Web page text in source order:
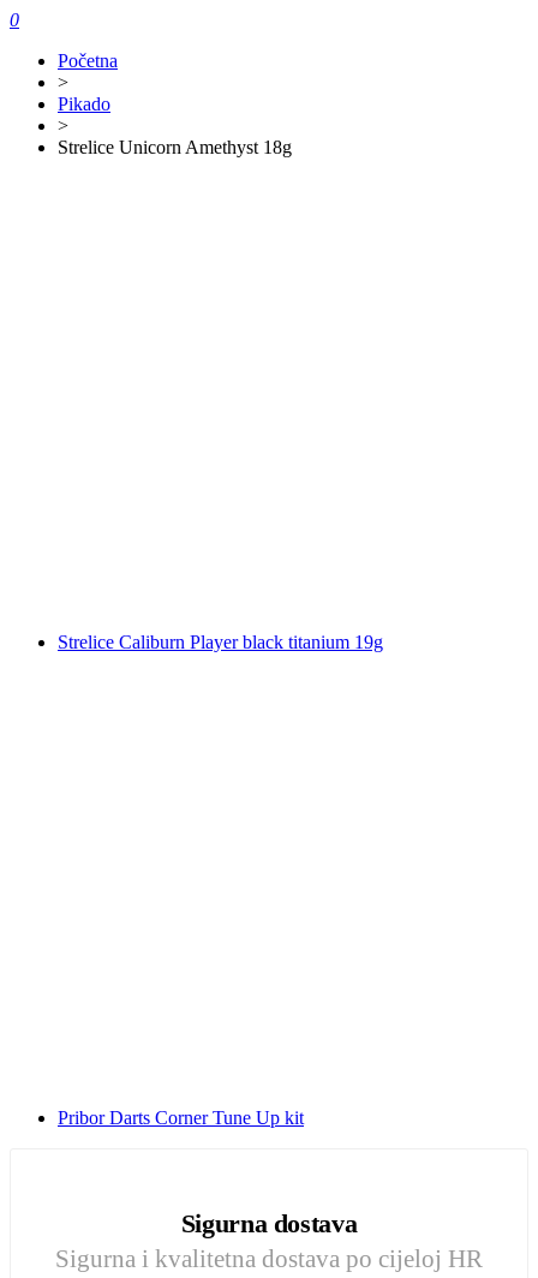
0
Početna
>
Pikado
>
Strelice Unicorn Amethyst 18g
Strelice Caliburn Player black titanium 19g
Pribor Darts Corner Tune Up kit
Sigurna dostava
Sigurna i kvalitetna dostava po cijeloj HR